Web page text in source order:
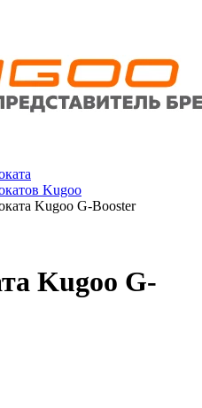
Kugoo
Kugoo G-Booster
Kugoo G-